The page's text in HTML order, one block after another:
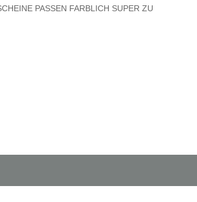
PASSEN FARBLICH SUPER ZU